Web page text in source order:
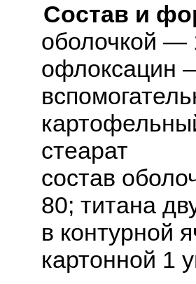
Состав и
оболочкой —
офлоксацин
стеарат
состав
80; титана
в контурной
картонной 1